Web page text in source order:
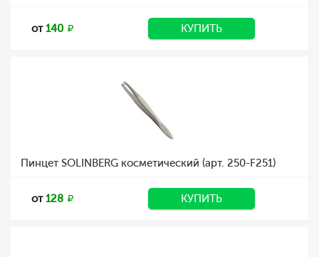
от140 КУПИТЬ
Пинцет SOLINBERG косметический (арт. 250-F251)
от128 КУПИТЬ